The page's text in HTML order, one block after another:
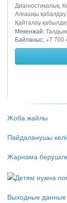
Диагностикалық,
Алғашқы қабалдау
Қайталау
Мекенжай:
Байланыс: +7 700
Жоба жайлы
Пайдаланушы
Жарнама
Выходные данные